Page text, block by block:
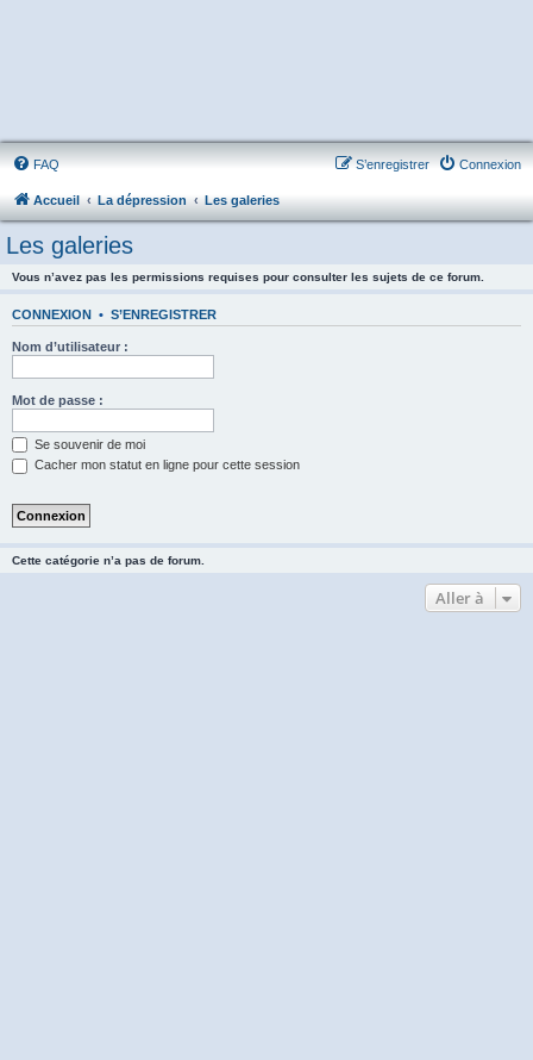
FAQ Connexion
S’enregistrer
Accueil La dépression Les galeries
Les galeries
Vous n’avez pas les permissions requises pour consulter les sujets de ce forum.
CONNEXION • S’ENREGISTRER
Nom d’utilisateur :
Mot de passe :
Se souvenir de moi
Cacher mon statut en ligne pour cette session
Cette catégorie n’a pas de forum.
Aller à